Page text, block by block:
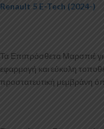
Renault 5 E-Tech (2024-)
Τα Επιπρόσθετα Μαρσπιέ
εφαρμογή και εύκολη
προστατευτική μεμβράνη